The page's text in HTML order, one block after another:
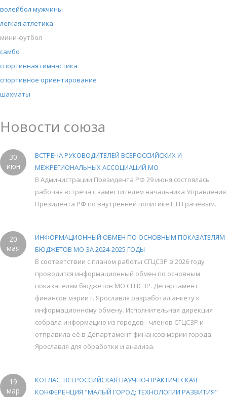
волейбол мужчины
легкая атлетика
мини-футбол
самбо
спортивная гимнастика
спортивное ориентирование
шахматы
Новости союза
30
июн
ВСТРЕЧА РУКОВОДИТЕЛЕЙ ВСЕРОССИЙСКИХ И
МЕЖРЕГИОНАЛЬНЫХ АССОЦИАЦИЙ МО
В Администрации Президента РФ 29 июня состоялась
рабочая встреча с заместителем начальника Управления
Президента РФ по внутренней политике Е.Н.Грачёвым.
20
мая
ИНФОРМАЦИОННЫЙ ОБМЕН ПО ОСНОВНЫМ ПОКАЗАТЕЛЯМ
БЮДЖЕТОВ МО ЗА 2024-2025 ГОДЫ
В соответствии с планом работы СГЦСЗР в 2026 году
проводится информационный обмен по основным
показателям бюджетов МО СГЦСЗР. Департамент
финансов мэрии г. Ярославля разработал анкету к
информационному обмену. Исполнительная дирекция
собрала информацию из городов - членов СГЦСЗР и
отправила её в Департамент финансов мэрии города
Ярославля для обработки и анализа.
19
мар
КОТЛАС. ВСЕРОССИЙСКАЯ НАУЧНО-ПРАКТИЧЕСКАЯ
КОНФЕРЕНЦИЯ "МАЛЫЙ ГОРОД: ТЕХНОЛОГИИ РАЗВИТИЯ"